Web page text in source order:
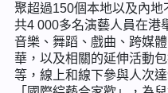
聚超過150個本地以及內
共4 000多名演藝人員在港
音樂、舞蹈、戲曲、跨媒
華，以及相關的延伸活動
等，線上和線下參與人次